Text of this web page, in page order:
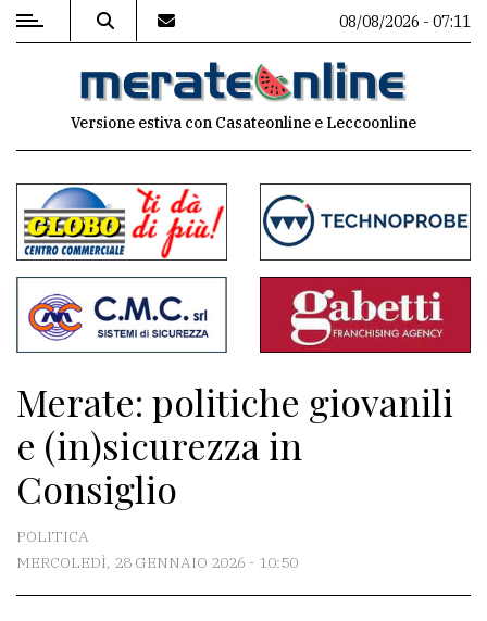
MENU
commenti
Contenuti
del
sito
Associazioni
Meteo
CONTATTI
08/08/2026 - 07:11
Versione estiva con Casateonline e Leccoonline
Merate: politiche giovanili
e (in)sicurezza in
Consiglio
POLITICA
MERCOLEDÌ, 28 GENNAIO 2026 - 10:50